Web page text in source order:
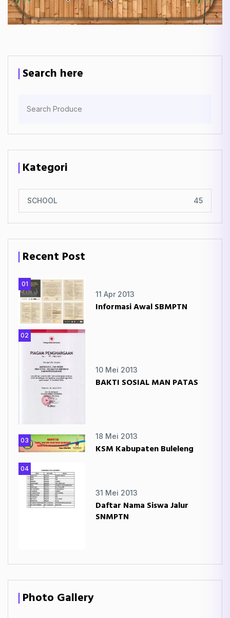
Search here
Kategori
SCHOOL 45
Recent Post
01
11 Apr 2013
Informasi Awal SBMPTN
02
10 Mei 2013
BAKTI SOSIAL MAN PATAS
03
18 Mei 2013
KSM Kabupaten Buleleng
04
31 Mei 2013
Daftar Nama Siswa Jalur
SNMPTN
Photo Gallery